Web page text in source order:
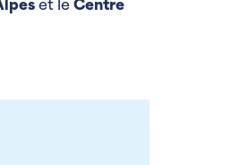
et le Centre